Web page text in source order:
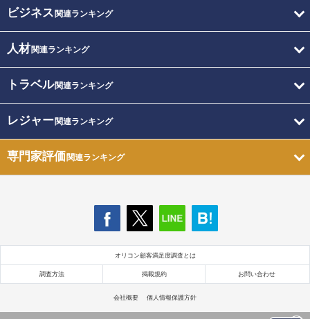
ビジネス 関連ランキング
人材関連ランキング
トラベル関連ランキング
レジャー関連ランキング
専門家評価関連ランキング
オリコン顧客満足度調査とは
調査方法 掲載規約 お問い合わせ
会社概要 個人情報保護方針